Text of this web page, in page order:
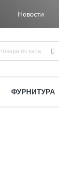
Новости
ФУРНИТУРА